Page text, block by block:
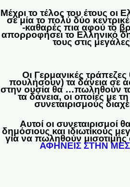
Μέχρι το τέλος του έτους οι
σε μία το πολύ δύο
-καθαρές πια αφού το
απορροφήσει το Ελληνικό
τους στις
Οι Γερμανικές
πουλήσουν) τα δάνεια σε
στην ουσία θα …πωληθούν
τα δάνεια, οι οποίες με
συνεταιρισμούς
Αυτοί οι
δημόσιους και ιδιωτικούς
για να πωληθούν
ΑΦΗΝΕΙΣ ΣΤΗΝ